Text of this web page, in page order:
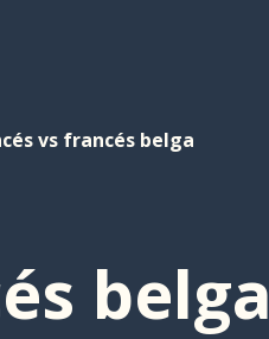
vs francés belga
belga